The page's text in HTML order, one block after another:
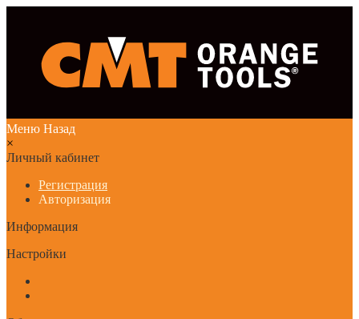
Меню Назад
×
Личный кабинет
Регистрация
Авторизация
Информация
Настройки